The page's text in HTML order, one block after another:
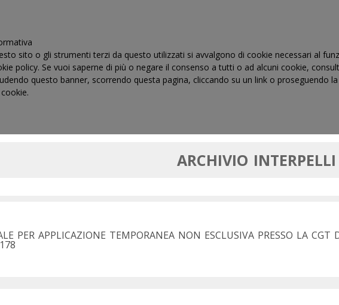
ARCHIVIO INTERPELLI
PER APPLICAZIONE TEMPORANEA NON ESCLUSIVA PRESSO LA
sito o gli strumenti terzi da questo utilizzati si avvalgono di cookie necessari al
policy. Se vuoi saperne di più o negare il consenso a tutti o ad alcuni cookie,
questo banner, scorrendo questa pagina, cliccando su un link o proseguendo